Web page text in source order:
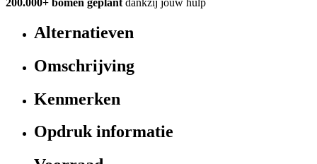
Alternatieven
Omschrijving
Kenmerken
Opdruk informatie